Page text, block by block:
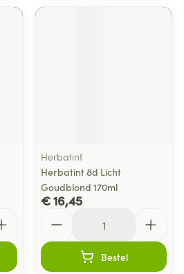
Herbatint
Herbatint 8d Licht
Goudblond 170ml
€ 16,45
Bestel